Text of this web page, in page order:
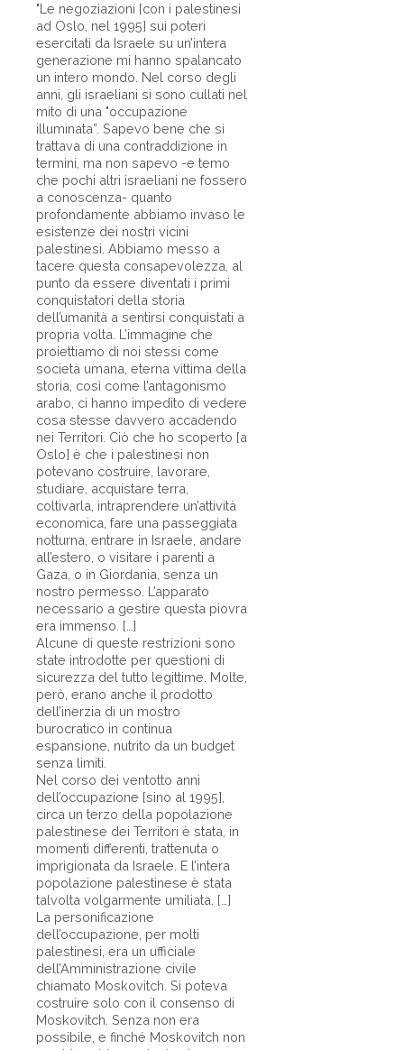
"Le negoziazioni [con i palestinesi
ad Oslo, nel 1995] sui poteri
esercitati da Israele su un’intera
generazione mi hanno spalancato
un intero mondo. Nel corso degli
anni, gli israeliani si sono cullati nel
mito di una "occupazione
illuminata”. Sapevo bene che si
trattava di una contraddizione in
termini, ma non sapevo -e temo
che pochi altri israeliani ne fossero
a conoscenza- quanto
profondamente abbiamo invaso le
esistenze dei nostri vicini
palestinesi. Abbiamo messo a
tacere questa consapevolezza, al
punto da essere diventati i primi
conquistatori della storia
dell’umanità a sentirsi conquistati a
propria volta. L’immagine che
proiettiamo di noi stessi come
società umana, eterna vittima della
storia, così come l’antagonismo
arabo, ci hanno impedito di vedere
cosa stesse davvero accadendo
nei Territori. Ciò che ho scoperto [a
Oslo] è che i palestinesi non
potevano costruire, lavorare,
studiare, acquistare terra,
coltivarla, intraprendere un’attività
economica, fare una passeggiata
notturna, entrare in Israele, andare
all’estero, o visitare i parenti a
Gaza, o in Giordania, senza un
nostro permesso. L’apparato
necessario a gestire questa piovra
era immenso. […]
Alcune di queste restrizioni sono
state introdotte per questioni di
sicurezza del tutto legittime. Molte,
però, erano anche il prodotto
dell’inerzia di un mostro
burocratico in continua
espansione, nutrito da un budget
senza limiti.
Nel corso dei ventotto anni
dell’occupazione [sino al 1995],
circa un terzo della popolazione
palestinese dei Territori è stata, in
momenti differenti, trattenuta o
imprigionata da Israele. E l’intera
popolazione palestinese è stata
talvolta volgarmente umiliata. […]
La personificazione
dell’occupazione, per molti
palestinesi, era un ufficiale
dell’Amministrazione civile
chiamato Moskovitch. Si poteva
costruire solo con il consenso di
Moskovitch. Senza non era
possibile, e finché Moskovitch non